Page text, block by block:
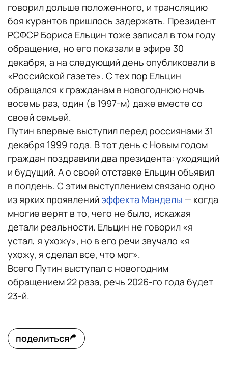
говорил дольше положенного, и трансляцию
боя курантов пришлось задержать. Президент
РСФСР Бориса Ельцин тоже записал в том году
обращение, но его показали в эфире 30
декабря, а на следующий день опубликовали в
«Российской газете». С тех пор Ельцин
обращался к гражданам в новогоднюю ночь
восемь раз, один (в 1997-м) даже вместе со
своей семьей.
Путин впервые выступил перед россиянами 31
декабря 1999 года. В тот день с Новым годом
граждан поздравили два президента: уходящий
и будущий. А о своей отставке Ельцин объявил
в полдень. С этим выступлением связано одно
из ярких проявлений эффекта Манделы — когда
многие верят в то, чего не было, искажая
детали реальности. Ельцин не говорил «я
устал, я ухожу», но в его речи звучало «я
ухожу, я сделал все, что мог».
Всего Путин выступал с новогодним
обращением 22 раза, речь 2026-го года будет
23-й.
поделиться